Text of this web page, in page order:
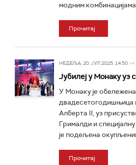
модним
Прочитај
НЕДЕЉА, 20. ЈУЛ 2025, 14:50 ->
Јубилеј у Монаку уз
У Монаку је обележена
двадесетогодишњица
Алберта II, уз
Грималди и
је подељена
Прочитај